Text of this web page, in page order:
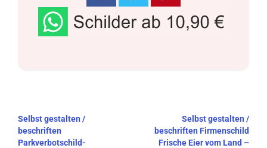
Beitragsnavigation
Selbst gestalten /
beschriften
Parkverbotschild-
Selbst gestalten /
beschriften Firmenschild
Frische Eier vom Land –